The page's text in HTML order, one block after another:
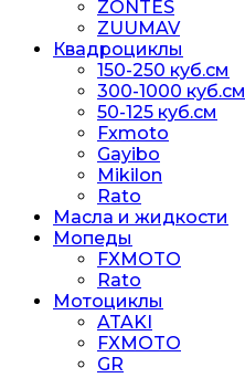
ZONTES
ZUUMAV
Квадроциклы
150-250 куб.см
300-1000 куб.см
50-125 куб.см
Fxmoto
Gayibo
Mikilon
Rato
Масла и жидкости
Мопеды
FXMOTO
Rato
Мотоциклы
ATAKI
FXMOTO
GR